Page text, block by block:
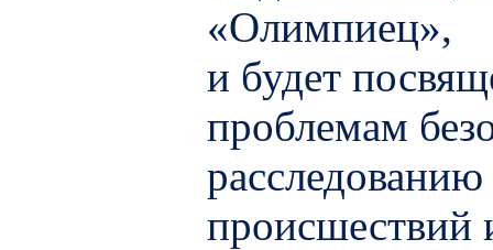
«Олимпиец»,
и будет
проблемам
происшествий